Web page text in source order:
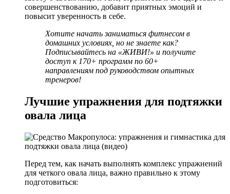
совершенствованию, добавит приятных эмоций и
повысит уверенность в себе.
Хотите начать заниматься фитнесом в
домашних условиях, но не знаете как?
Подписывайтесь на «ЖИВИ!» и получите
доступ к 170+ программ по 60+
направлениям под руководством опытных
тренеров!
Лучшие упражнения для подтяжки
овала лица
Перед тем, как начать выполнять комплекс упражнений
для четкого овала лица, важно правильно к этому
подготовиться: